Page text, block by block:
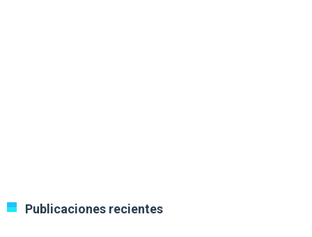
Publicaciones recientes